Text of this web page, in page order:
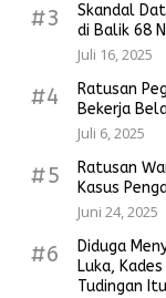
#3
Skandal
di Balik 68
Juli 16, 2025
#4
Ratusan
Bekerja
Juli 6, 2025
#5
Ratusan
Kasus
Juni 24, 2025
#6
Diduga
Luka,
Tudingan Itu